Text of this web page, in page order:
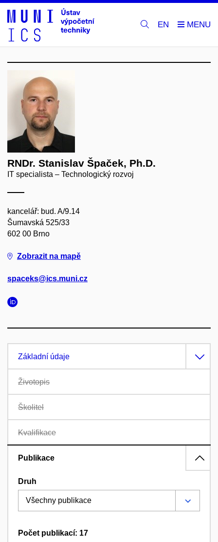
EN
RNDr. Stanislav Špaček, Ph.D.
IT specialista – Technologický rozvoj
kancelář: bud. A/9.14
Šumavská 525/33
602 00 Brno
Zobrazit na mapě
spaceks@ics.muni.cz
Základní údaje
Životopis
Školitel
Kvalifikace
Publikace
Druh
Počet publikací: 17